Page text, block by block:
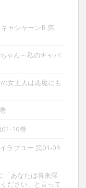
ャシャーンR 第
ゃん～私のキャバ
女主人は悪魔にも
01-10巻
ラブユー 第01-03
「あなたは将来浮
ださい」と言って